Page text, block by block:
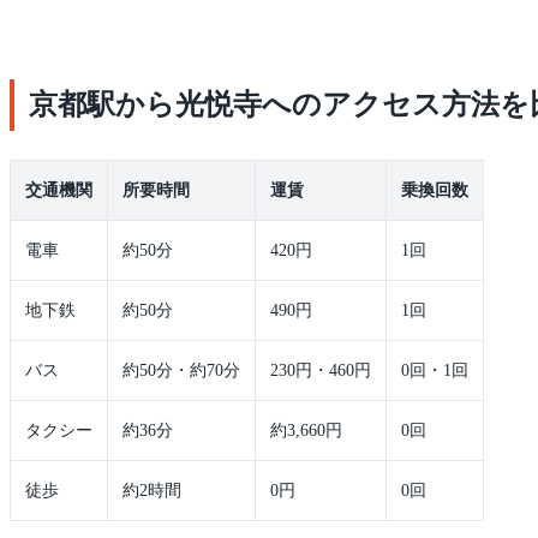
京都駅から光悦寺へのアクセス方法を
交通機関 所要時間 運賃 乗換回数
電車 約50分 420円 1回
地下鉄 約50分 490円 1回
バス 約50分・約70分 230円・460円 0回・1回
タクシー 約36分 約3,660円 0回
徒歩 約2時間 0円 0回